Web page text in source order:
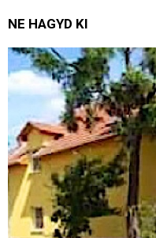
NE HAGYD KI